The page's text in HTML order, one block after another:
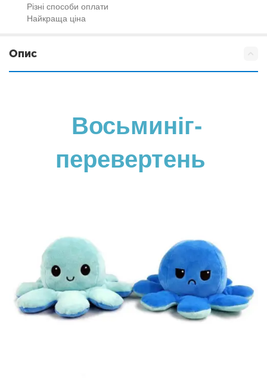
Різні способи оплати
Найкраща ціна
Опис
Восьминіг-
перевертень